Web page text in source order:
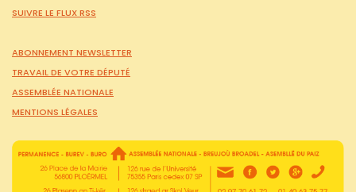
SUIVRE LE FLUX RSS
ABONNEMENT NEWSLETTER
TRAVAIL DE VOTRE DÉPUTÉ
ASSEMBLÉE NATIONALE
MENTIONS LÉGALES